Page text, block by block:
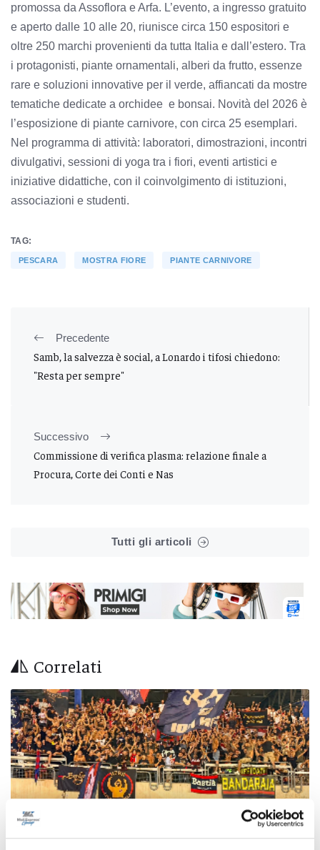
promossa da Assoflora e Arfa. L’evento, a ingresso gratuito
e aperto dalle 10 alle 20, riunisce circa 150 espositori e
oltre 250 marchi provenienti da tutta Italia e dall’estero. Tra
i protagonisti, piante ornamentali, alberi da frutto, essenze
rare e soluzioni innovative per il verde, affiancati da mostre
tematiche dedicate a orchidee e bonsai. Novità del 2026 è
l’esposizione di piante carnivore, con circa 25 esemplari.
Nel programma di attività: laboratori, dimostrazioni, incontri
divulgativi, sessioni di yoga tra i fiori, eventi artistici e
iniziative didattiche, con il coinvolgimento di istituzioni,
associazioni e studenti.
TAG:
PESCARA MOSTRA FIORE PIANTE CARNIVORE
Precedente
Samb, la salvezza è social, a Lonardo i tifosi chiedono:
"Resta per sempre"
Successivo
Commissione di verifica plasma: relazione finale a
Procura, Corte dei Conti e Nas
Tutti gli articoli
Correlati